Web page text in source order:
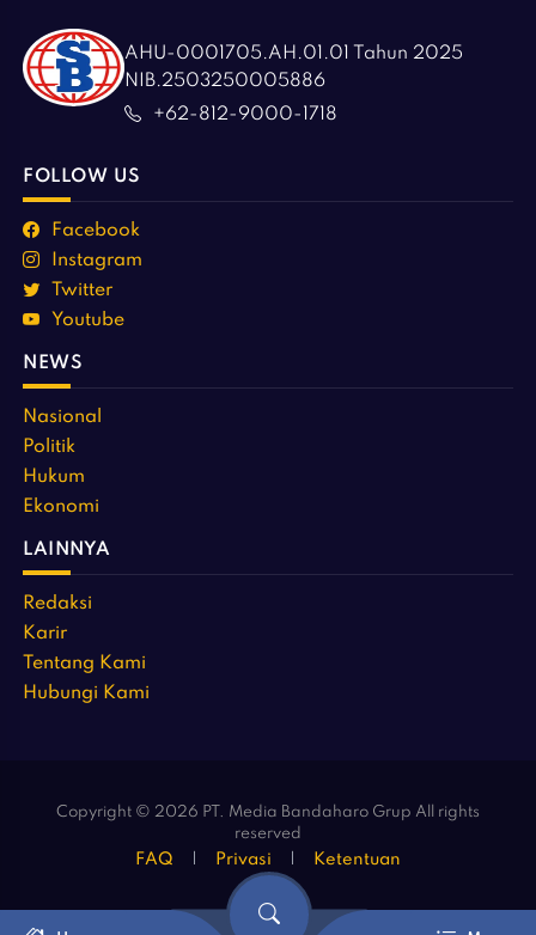
AHU-0001705.AH.01.01 Tahun 2025
NIB.2503250005886
+62-812-9000-1718
FOLLOW US
Facebook
Instagram
Twitter
Youtube
NEWS
Nasional
Politik
Hukum
Ekonomi
LAINNYA
Redaksi
Karir
Tentang Kami
Hubungi Kami
Copyright © 2026 PT. Media Bandaharo Grup All rights
reserved
FAQ Privasi Ketentuan